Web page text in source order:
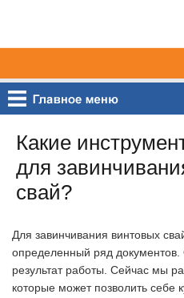
Какие
для
свай?
Для завинчивания винтовых
определенный ряд документов.
результат работы. Сейчас мы
которые может позволить себе